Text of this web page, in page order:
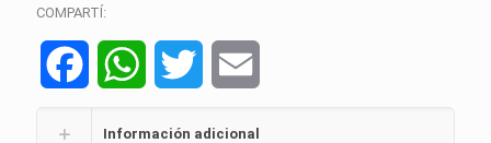
COMPARTÍ:
FacebookWhatsAppTwitter
Información adicional